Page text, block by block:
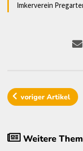
Imkerverein
vorigerArtikel
Weitere